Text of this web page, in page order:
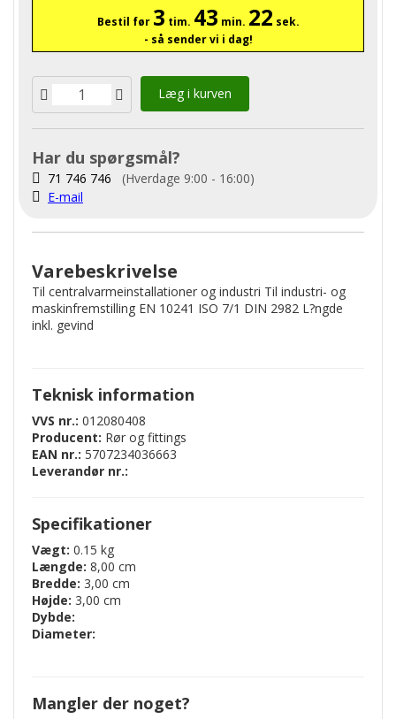
Bestil før 3 tim. 43 min. 22 sek.
- så sender vi i dag!
Læg i kurven
Har du spørgsmål?
71 746 746 (Hverdage 9:00 - 16:00)
E-mail
Varebeskrivelse
Til centralvarmeinstallationer og industri Til industri- og
maskinfremstilling EN 10241 ISO 7/1 DIN 2982 L?ngde
inkl. gevind
Teknisk information
VVS nr.: 012080408
Producent: Rør og fittings
EAN nr.: 5707234036663
Leverandør nr.:
Specifikationer
Vægt: 0.15 kg
Længde: 8,00 cm
Bredde: 3,00 cm
Højde: 3,00 cm
Dybde:
Diameter:
Mangler der noget?